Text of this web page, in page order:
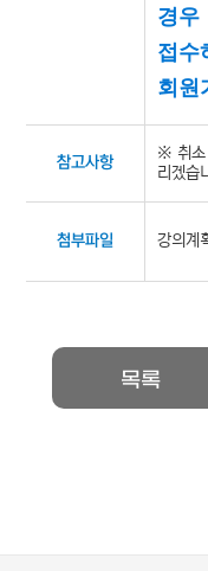
경
접
회원
참고사항
※ 취소
리겠습
첨부파일 강의계
목록